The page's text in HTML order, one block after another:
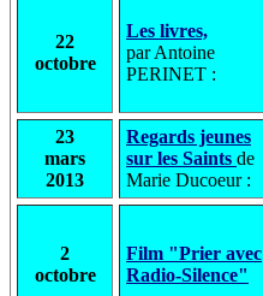
22
octobre
Les livres,
par Antoine
PERINET :
23
mars
2013
Regards jeunes
sur les Saints de
Marie Ducoeur :
2
octobre
Film "Prier avec
Radio-Silence"